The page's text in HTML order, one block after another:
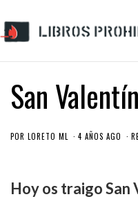
San
POR LORETO ML 4 AÑOS AGO
Hoy os traigo